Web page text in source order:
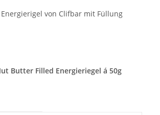
von Clifbar mit Füllung
Butter Filled Energieriegel á 50g